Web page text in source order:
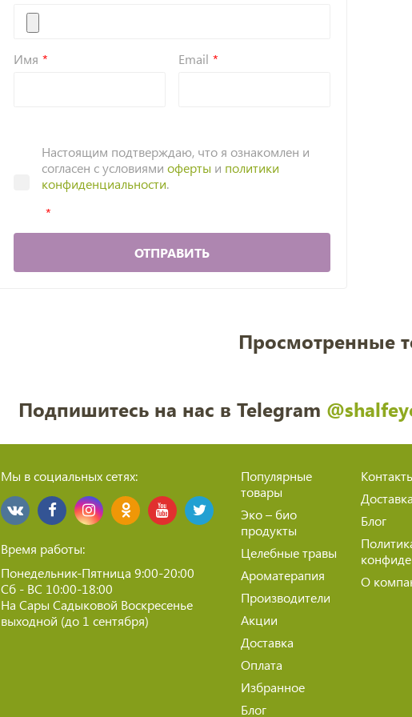
Имя Email
Настоящим подтверждаю, что я ознакомлен и
согласен с условиями оферты и политики
конфиденциальности.
ОТПРАВИТЬ
Просмотренные
Подпишитесь на нас в Telegram
Мы в социальных сетях:
Время работы:
Понедельник-Пятница 9:00-20:00
Сб - ВС 10:00-18:00
На Сары Садыковой Воскресенье
выходной (до 1 сентября)
Популярные
товары
Эко – био
продукты
Целебные травы
Ароматерапия
Производители
Акции
Доставка
Оплата
Избранное
Блог
Доставка
Блог
О